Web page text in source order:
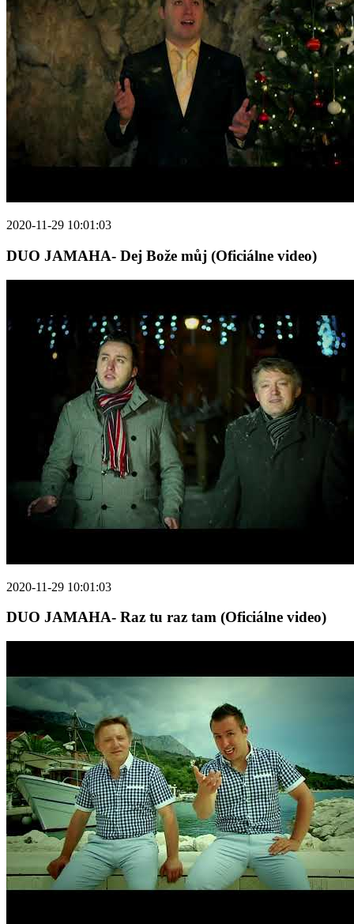
2020-11-29 10:01:03
DUO JAMAHA- Dej Bože můj (Oficiálne video)
2020-11-29 10:01:03
DUO JAMAHA- Raz tu raz tam (Oficiálne video)